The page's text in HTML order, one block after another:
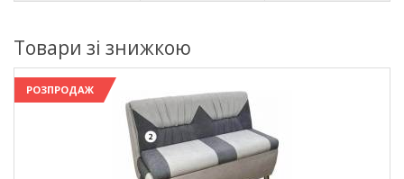
Товари зі знижкою
РОЗПРОДАЖ